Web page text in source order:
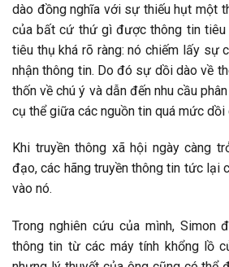
dào đồng nghĩa với sự thiếu hụt một
của bất cứ thứ gì được thông tin tiêu
tiêu thụ khá rõ ràng: nó chiếm lấy sự
nhận thông tin. Do đó sự dồi dào về
thốn về chú ý và dẫn đến nhu cầu
cụ thể giữa các nguồn tin quá mức dồi
Khi truyền thông xã hội ngày càng
đạo, các hãng truyền thông tin tức lại
vào nó.
Trong nghiên cứu của mình, Simon
thông tin từ các máy tính khổng lồ